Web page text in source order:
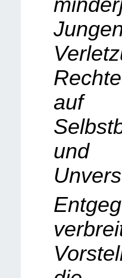
auf
und